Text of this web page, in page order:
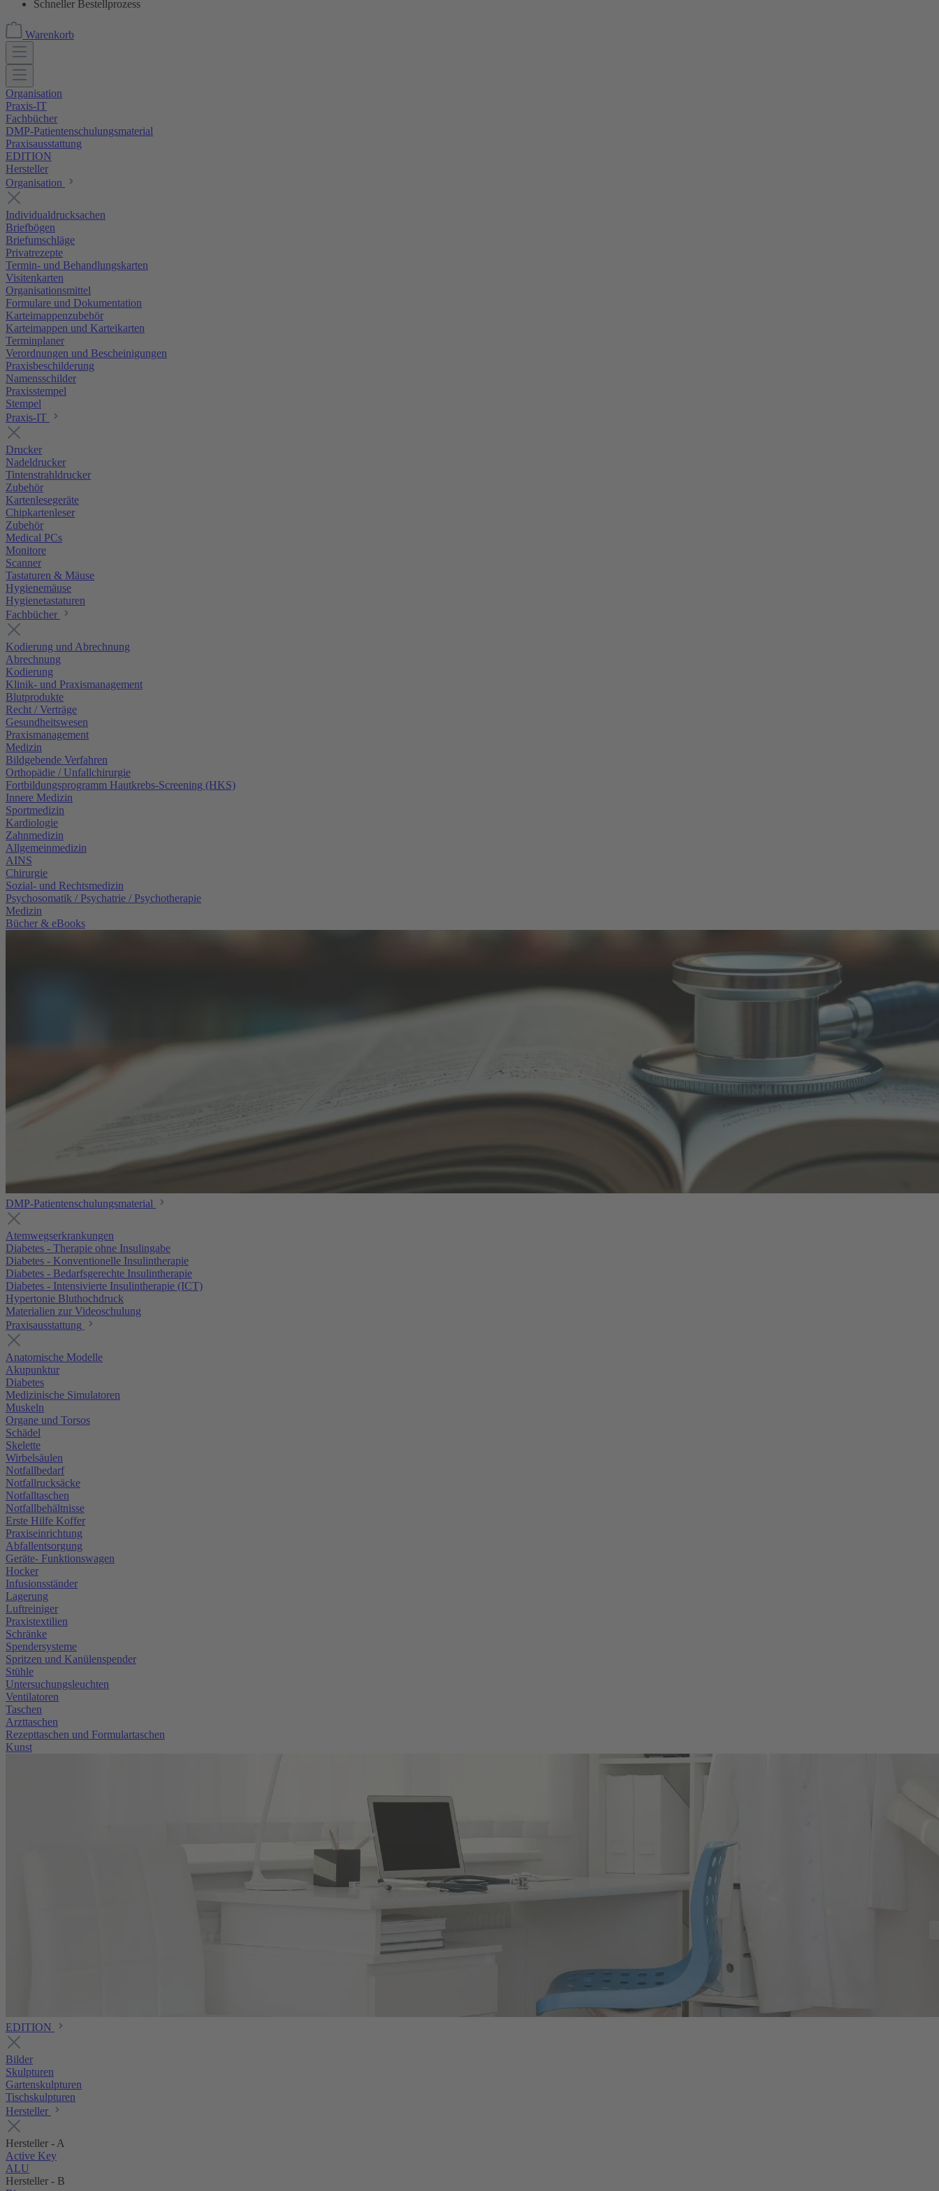
Schneller Bestellprozess
Warenkorb
Organisation
Praxis-IT
Fachbücher
DMP-Patientenschulungsmaterial
Praxisausstattung
EDITION
Hersteller
Organisation
Individualdrucksachen
Briefbögen
Briefumschläge
Privatrezepte
Termin- und Behandlungskarten
Visitenkarten
Organisationsmittel
Formulare und Dokumentation
Karteimappenzubehör
Karteimappen und Karteikarten
Terminplaner
Verordnungen und Bescheinigungen
Praxisbeschilderung
Namensschilder
Praxisstempel
Stempel
Praxis-IT
Drucker
Nadeldrucker
Tintenstrahldrucker
Zubehör
Kartenlesegeräte
Chipkartenleser
Zubehör
Medical PCs
Monitore
Scanner
Tastaturen & Mäuse
Hygienemäuse
Hygienetastaturen
Fachbücher
Kodierung und Abrechnung
Abrechnung
Kodierung
Klinik- und Praxismanagement
Blutprodukte
Recht / Verträge
Gesundheitswesen
Praxismanagement
Medizin
Bildgebende Verfahren
Orthopädie / Unfallchirurgie
Fortbildungsprogramm Hautkrebs-Screening (HKS)
Innere Medizin
Sportmedizin
Kardiologie
Zahnmedizin
Allgemeinmedizin
AINS
Chirurgie
Sozial- und Rechtsmedizin
Psychosomatik / Psychatrie / Psychotherapie
Medizin
Bücher & eBooks
DMP-Patientenschulungsmaterial
Atemwegserkrankungen
Diabetes - Therapie ohne Insulingabe
Diabetes - Konventionelle Insulintherapie
Diabetes - Bedarfsgerechte Insulintherapie
Diabetes - Intensivierte Insulintherapie (ICT)
Hypertonie Bluthochdruck
Materialien zur Videoschulung
Praxisausstattung
Anatomische Modelle
Akupunktur
Diabetes
Medizinische Simulatoren
Muskeln
Organe und Torsos
Schädel
Skelette
Wirbelsäulen
Notfallbedarf
Notfallrucksäcke
Notfalltaschen
Notfallbehältnisse
Erste Hilfe Koffer
Praxiseinrichtung
Abfallentsorgung
Geräte- Funktionswagen
Hocker
Infusionsständer
Lagerung
Luftreiniger
Praxistextilien
Schränke
Spendersysteme
Spritzen und Kanülenspender
Stühle
Untersuchungsleuchten
Ventilatoren
Taschen
Arzttaschen
Rezepttaschen und Formulartaschen
Kunst
EDITION
Bilder
Skulpturen
Gartenskulpturen
Tischskulpturen
Hersteller
Hersteller - A
Active Key
ALU
Hersteller - B